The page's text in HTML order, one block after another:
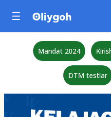
Mandat 2024
DTM testlar